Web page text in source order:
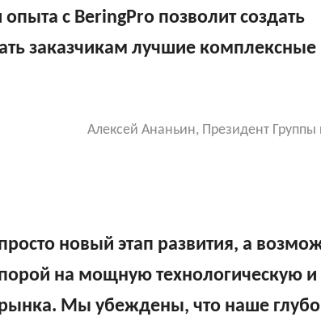
с BeringPro позволит создать
заказчикам лучшие
Алексей Ананьин, Президент
новый этап развития, а
на мощную технологическую и
рынка. Мы убеждены, что наше